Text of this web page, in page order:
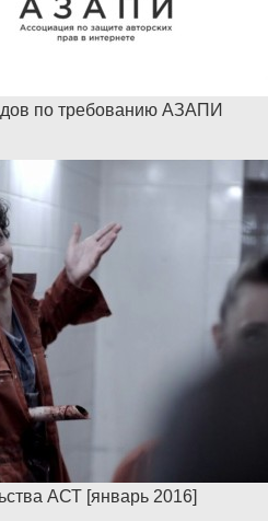
по требованию АЗАПИ
АСТ [январь 2016]